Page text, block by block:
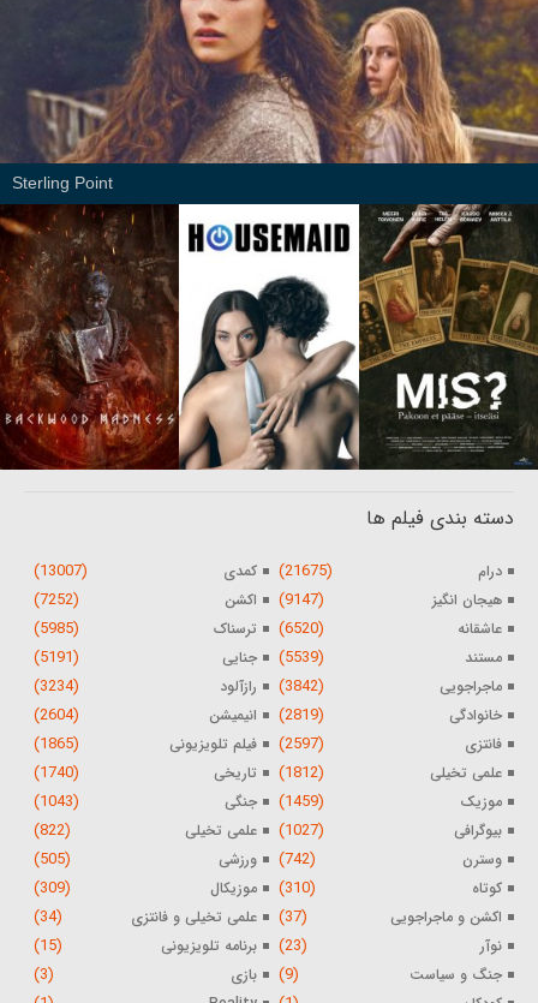
Sterling Point
دسته بندی فیلم ها
درام (21675) کمدی (13007)
هیجان انگیز (9147) اکشن (7252)
عاشقانه (6520) ترسناک (5985)
مستند (5539) جنایی (5191)
ماجراجویی (3842) رازآلود (3234)
خانوادگی (2819) انیمیشن (2604)
فانتزی (2597) فیلم تلویزیونی (1865)
علمی تخیلی (1812) تاریخی (1740)
موزیک (1459) جنگی (1043)
بیوگرافی (1027) علمی تخیلی (822)
وسترن (742) ورزشی (505)
کوتاه (310) موزیکال (309)
اکشن و ماجراجویی (37) علمی تخیلی و فانتزی (34)
نوآر (23) برنامه تلویزیونی (15)
جنگ و سیاست (9) بازی (3)